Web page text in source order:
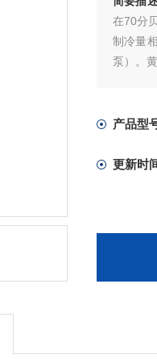
在70分
制冷量
泵）。黄
产品型
更新时